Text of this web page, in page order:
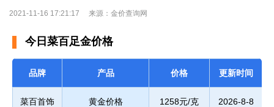
2021-11-16 17:21:17 来源：金价查询网
今日菜百足金价格
品牌 产品 价格 更新时间
菜百首饰 黄金价格 1258元/克 2026-8-8